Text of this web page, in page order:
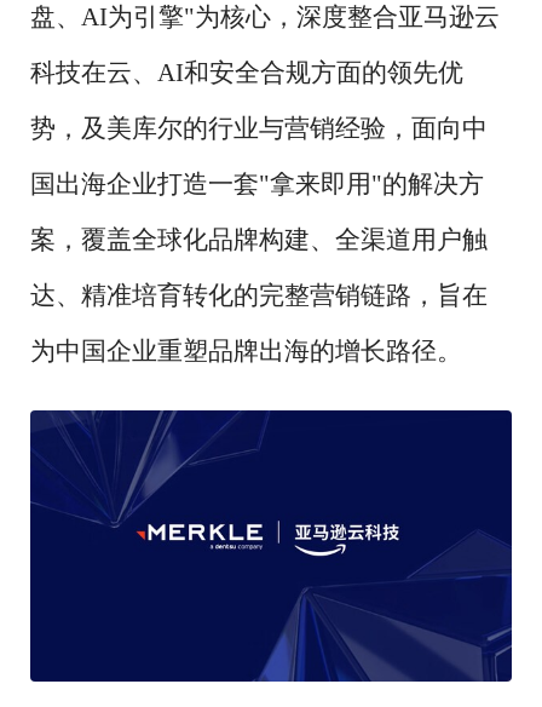
盘、AI为引擎"为核心，深度整合亚马逊云
科技在云、AI和安全合规方面的领先优
势，及美库尔的行业与营销经验，面向中
国出海企业打造一套"拿来即用"的解决方
案，覆盖全球化品牌构建、全渠道用户触
达、精准培育转化的完整营销链路，旨在
为中国企业重塑品牌出海的增长路径。